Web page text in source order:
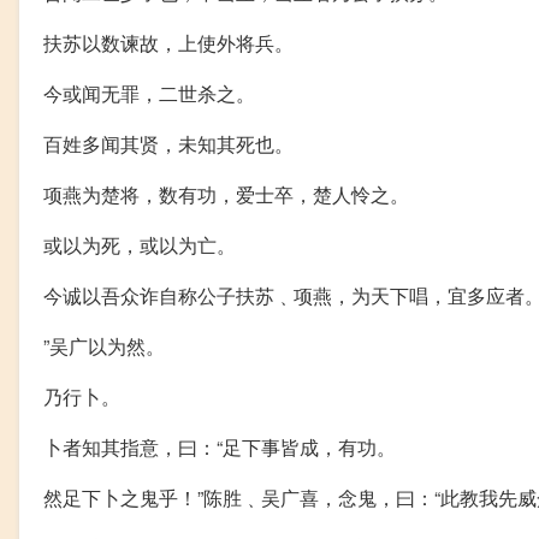
扶苏以数谏故，上使外将兵。
今或闻无罪，二世杀之。
百姓多闻其贤，未知其死也。
项燕为楚将，数有功，爱士卒，楚人怜之。
或以为死，或以为亡。
今诚以吾众诈自称公子扶苏﹑项燕，为天下唱，宜多应者。
”吴广以为然。
乃行卜。
卜者知其指意，曰：“足下事皆成，有功。
然足下卜之鬼乎！”陈胜﹑吴广喜，念鬼，曰：“此教我先威